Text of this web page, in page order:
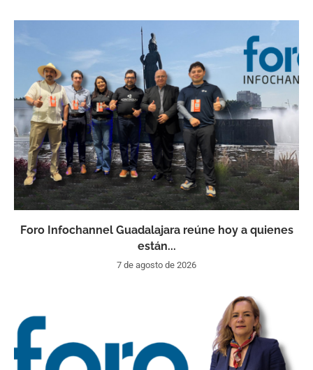
Foro Infochannel Guadalajara reúne hoy a quienes
están...
7 de agosto de 2026